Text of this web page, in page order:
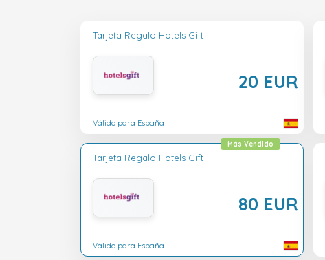
Tarjeta Regalo Hotels Gift
20 EUR
Válido para España
Tarjeta Regalo Hotels Gift
80 EUR
Más Vendido
Válido para España